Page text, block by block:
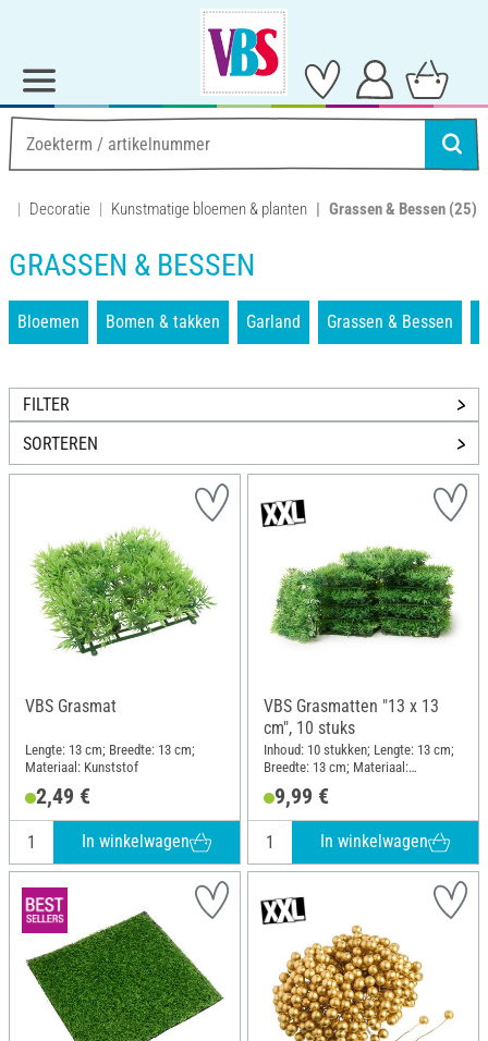
Decoratie Kunstmatige bloemen & planten Grassen & Bessen (25)
GRASSEN & BESSEN
Bloemen Bomen & takken Garland Grassen & Bessen
FILTER
SORTEREN
VBS Grasmat
Lengte: 13 cm; Breedte: 13 cm;
Materiaal: Kunststof
2,49 €
In winkelwagen
VBS Grasmatten "13 x 13
cm", 10 stuks
Inhoud: 10 stukken; Lengte: 13 cm;
Breedte: 13 cm; Materiaal:
9,99 €
In winkelwagen